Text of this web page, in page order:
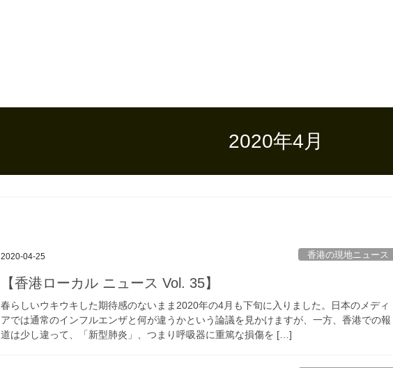
2020年4月
2020-04-25 香港の現地ニュース
【香港ローカル ニュース Vol. 35】
春らしいウキウキした期待感のないまま2020年の4月も下旬に入りました。日本のメディ
アでは通常のインフルエンザと何が違うかという論議を見かけますが、一方、香港での報
道は少し違って、「新型肺炎」、つまり呼吸器に重篤な損傷を […]